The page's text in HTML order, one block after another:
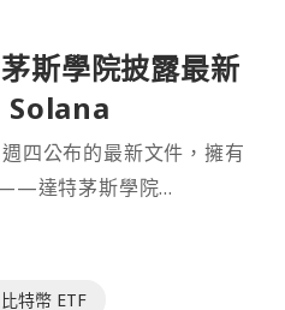
斯學院披露最新
Solana
四公布的最新文件，擁有
——達特茅斯學院
加其投資組⋯
比特幣 ETF